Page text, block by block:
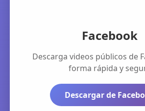
Facebook
Descarga videos públicos de
forma rápida y
Descargar de